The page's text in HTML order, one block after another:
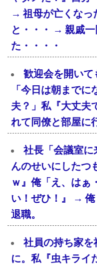
→ 祖母が亡くなっ
と・・・ → 親戚
た・・・・
歓迎会を開い
「今日は朝まで
夫？」私『大丈夫
れて同僚と部屋に
社長「会議室に
んのせいにしたつ
ｗ』俺「え、はぁ
い！ぜひ！』 → 俺
退職。
社員の持ち家を
に。私『虫キライ